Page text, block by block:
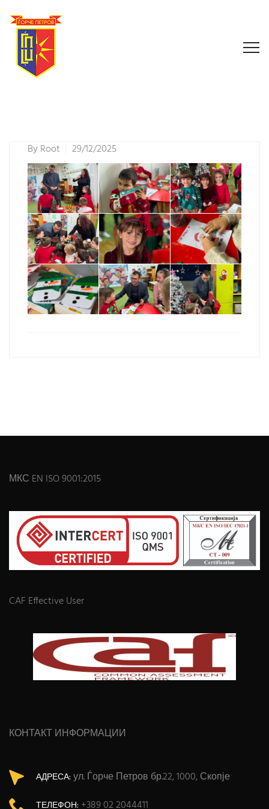
ByRoot 29/12/2025
МКС EN ISO 9001:2015
CAF Effective User
КОНТАКТ ИНФОРМАЦИИ
АДРЕСА: ул. Ѓорче Петров бр.22, 1000, Скопје
ТЕЛЕФОН: +389 02 2044411